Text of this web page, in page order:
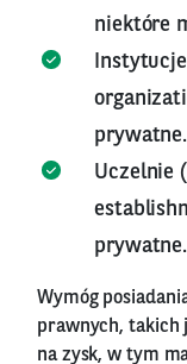
niektóre
prywatne.
Uczelnie
prywatne.
Wymóg
prawnych, takich
na zysk, w tym